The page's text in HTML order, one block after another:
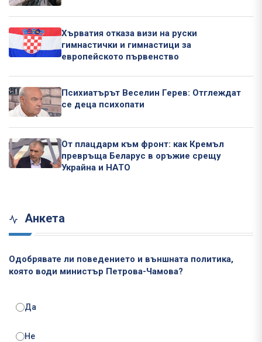
Хърватия отказа визи на руски
гимнастички и гимнастици за
европейското първенство
Психиатърът Веселин Герев: Отглеждат
се деца психопати
От плацдарм към фронт: как Кремъл
превръща Беларус в оръжие срещу
Украйна и НАТО
Анкета
Одобрявате ли поведението и външната политика,
която води министър Петрова-Чамова?
Да
Не